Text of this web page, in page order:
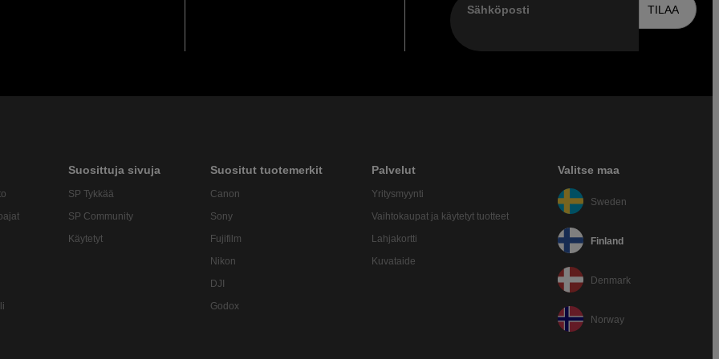
Sähköposti TILAA
Suosittuja sivuja
SP Tykkää
SP Community
Käytetyt
Suositut tuotemerkit
Canon
Sony
Fujifilm
Nikon
DJI
Godox
Palvelut
Yritysmyynti
Vaihtokaupat ja käytetyt tuotteet
Lahjakortti
Kuvataide
Valitse maa
Sweden
Finland
Denmark
Norway